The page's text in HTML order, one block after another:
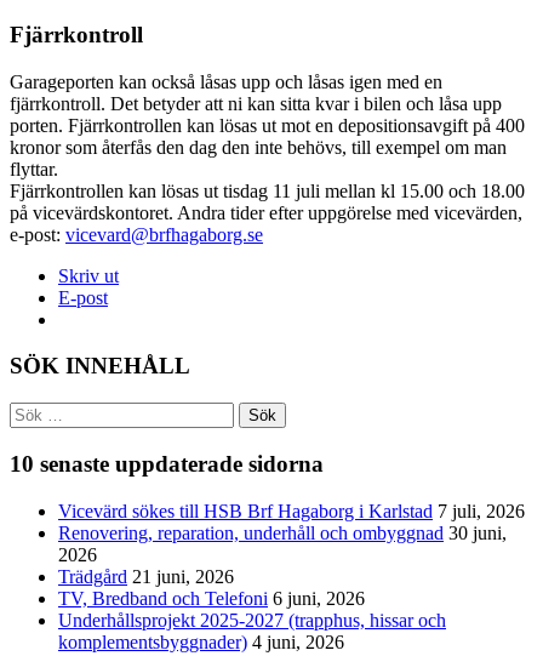
Fjärrkontroll
Garageporten kan också låsas upp och låsas igen med en
fjärrkontroll. Det betyder att ni kan sitta kvar i bilen och låsa upp
porten. Fjärrkontrollen kan lösas ut mot en depositionsavgift på 400
kronor som återfås den dag den inte behövs, till exempel om man
flyttar.
Fjärrkontrollen kan lösas ut tisdag 11 juli mellan kl 15.00 och 18.00
på vicevärdskontoret. Andra tider efter uppgörelse med vicevärden,
e-post: vicevard@brfhagaborg.se
Skriv ut
E-post
SÖK INNEHÅLL
Sök
efter:
10 senaste uppdaterade sidorna
Vicevärd sökes till HSB Brf Hagaborg i Karlstad 7 juli, 2026
Renovering, reparation, underhåll och ombyggnad 30 juni,
2026
Trädgård 21 juni, 2026
TV, Bredband och Telefoni 6 juni, 2026
Underhållsprojekt 2025-2027 (trapphus, hissar och
komplementsbyggnader) 4 juni, 2026